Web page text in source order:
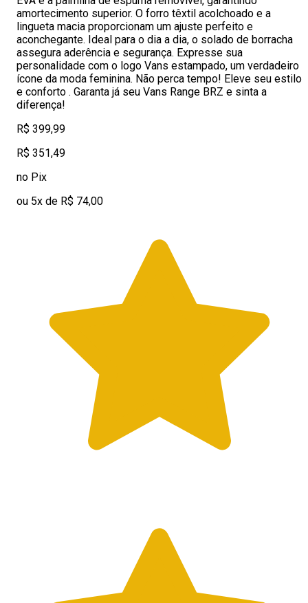
amortecimento superior. O forro têxtil acolchoado e a
lingueta macia proporcionam um ajuste perfeito e
aconchegante. Ideal para o dia a dia, o solado de borracha
assegura aderência e segurança. Expresse sua
personalidade com o logo Vans estampado, um verdadeiro
ícone da moda feminina. Não perca tempo! Eleve seu estilo
e conforto . Garanta já seu Vans Range BRZ e sinta a
diferença!
R$ 399,99
R$ 351,49
no Pix
ou 5x de R$ 74,00